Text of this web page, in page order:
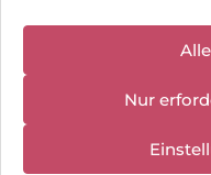
Nur
Doro Leva L30
119,90€
geschlossen:
10.08.2026 -
18.08.2026
Können